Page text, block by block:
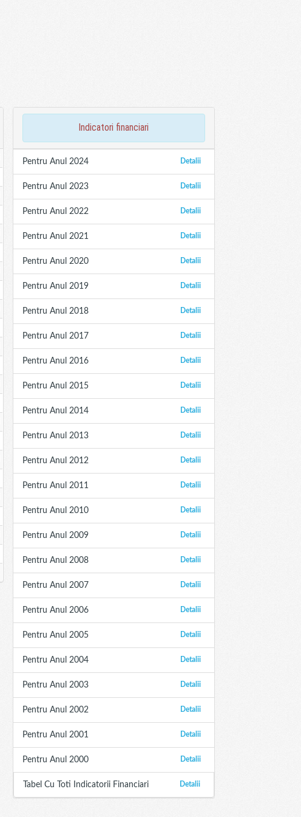
indicatori financiari
Detalii
Pentru Anul 2024
Detalii
Pentru Anul 2023
Detalii
Pentru Anul 2022
Detalii
Pentru Anul 2021
Detalii
Pentru Anul 2020
Detalii
Pentru Anul 2019
Detalii
Pentru Anul 2018
Detalii
Pentru Anul 2017
Detalii
Pentru Anul 2016
Detalii
Pentru Anul 2015
Detalii
Pentru Anul 2014
Detalii
Pentru Anul 2013
Detalii
Pentru Anul 2012
Detalii
Pentru Anul 2011
Detalii
Pentru Anul 2010
Detalii
Pentru Anul 2009
Detalii
Pentru Anul 2008
Detalii
Pentru Anul 2007
Detalii
Pentru Anul 2006
Detalii
Pentru Anul 2005
Detalii
Pentru Anul 2004
Detalii
Pentru Anul 2003
Detalii
Pentru Anul 2002
Detalii
Pentru Anul 2001
Detalii
Pentru Anul 2000
Detalii
Tabel Cu Toti Indicatorii Financiari